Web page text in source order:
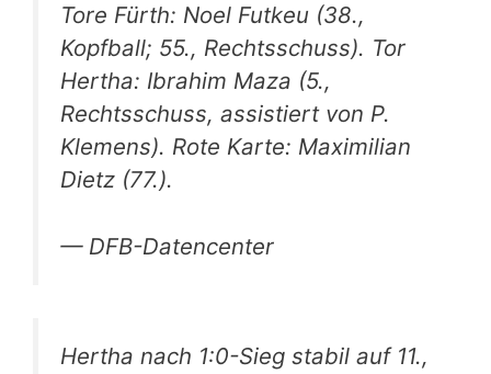
Tore Fürth: Noel Futkeu (38.,
Kopfball; 55., Rechtsschuss). Tor
Hertha: Ibrahim Maza (5.,
Rechtsschuss, assistiert von P.
Klemens). Rote Karte: Maximilian
Dietz (77.).
— DFB-Datencenter
Hertha nach 1:0-Sieg stabil auf 11.,